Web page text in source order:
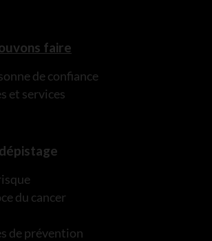
faire
de confiance
et services
du cancer
de prévention